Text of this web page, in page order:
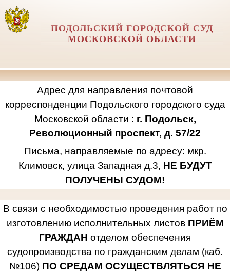
ПОДОЛЬСКИЙ ГОРОДСКОЙ СУД
МОСКОВСКОЙ ОБЛАСТИ
Адрес для направления почтовой
корреспонденции Подольского городского суда
Московской области : г. Подольск,
Революционный проспект, д. 57/22
Письма, направляемые по адресу: мкр.
Климовск, улица Западная д.3, НЕ БУДУТ
ПОЛУЧЕНЫ СУДОМ!
В связи с необходимостью проведения работ по
изготовлению исполнительных листов ПРИЁМ
ГРАЖДАН отделом обеспечения
судопроизводства по гражданским делам (каб.
№106) ПО СРЕДАМ ОСУЩЕСТВЛЯТЬСЯ НЕ